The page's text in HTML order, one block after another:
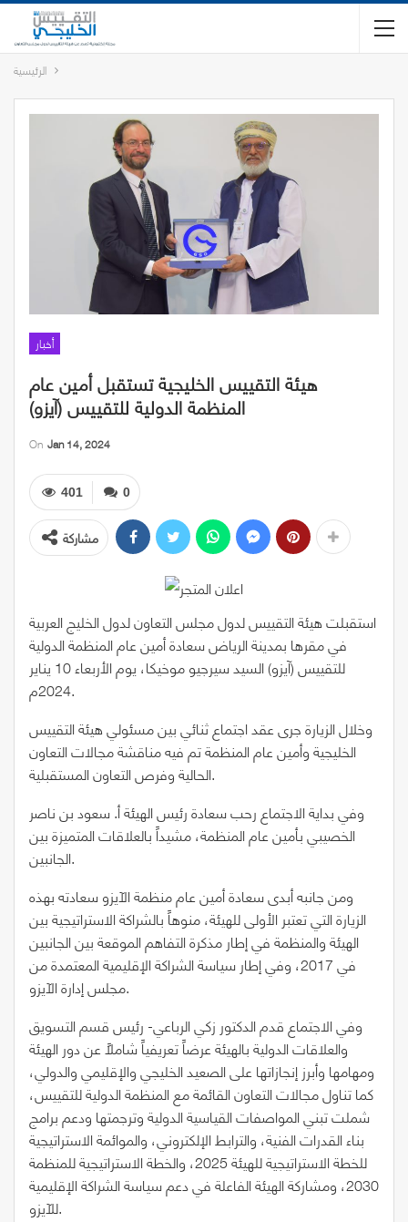
الرئيسية
أخبار
هيئة التقييس الخليجية تستقبل أمين عام
المنظمة الدولية للتقييس (آيزو)
On Jan 14, 2024
0
401
مشاركة
استقبلت هيئة التقييس لدول مجلس التعاون لدول الخليج العربية
في مقرها بمدينة الرياض سعادة أمين عام المنظمة الدولية
للتقييس (آيزو) السيد سيرجيو موخيكا، يوم الأربعاء 10 يناير
2024م.
وخلال الزيارة جرى عقد اجتماع ثنائي بين مسئولي هيئة التقييس
الخليجية وأمين عام المنظمة تم فيه مناقشة مجالات التعاون
الحالية وفرص التعاون المستقبلية.
وفي بداية الاجتماع رحب سعادة رئيس الهيئة أ. سعود بن ناصر
الخصيبي بأمين عام المنظمة، مشيداً بالعلاقات المتميزة بين
الجانبين.
ومن جانبه أبدى سعادة أمين عام منظمة الآيزو سعادته بهذه
الزيارة التي تعتبر الأولى للهيئة، منوهاً بالشراكة الاستراتيجية بين
الهيئة والمنظمة في إطار مذكرة التفاهم الموقعة بين الجانبين
في 2017، وفي إطار سياسة الشراكة الإقليمية المعتمدة من
مجلس إدارة الآيزو.
وفي الاجتماع قدم الدكتور زكي الرباعي- رئيس قسم التسويق
والعلاقات الدولية بالهيئة عرضاً تعريفياً شاملاً عن دور الهيئة
ومهامها وأبرز إنجازاتها على الصعيد الخليجي والإقليمي والدولي،
كما تناول مجالات التعاون القائمة مع المنظمة الدولية للتقييس،
شملت تبني المواصفات القياسية الدولية وترجمتها ودعم برامج
بناء القدرات الفنية، والترابط الإلكتروني، والموائمة الاستراتيجية
للخطة الاستراتيجية للهيئة 2025، والخطة الاستراتيجية للمنظمة
2030، ومشاركة الهيئة الفاعلة في دعم سياسة الشراكة الإقليمية
للآيزو.